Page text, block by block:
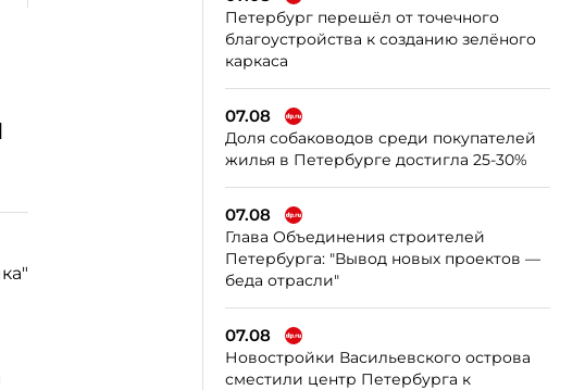
Петербург перешёл от точечного
благоустройства к созданию зелёного
каркаса
07.08
Доля собаководов среди покупателей
жилья в Петербурге достигла 25-30%
07.08
Глава Объединения строителей
Петербурга: "Вывод новых проектов —
беда отрасли"
07.08
Новостройки Васильевского острова
сместили центр Петербурга к